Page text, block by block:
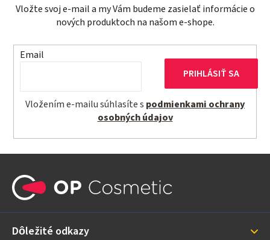
Vložte svoj e-mail a my Vám budeme zasielať informácie o
nových produktoch na našom e-shope.
Email
Vložením e-mailu súhlasíte s podmienkami ochrany
osobných údajov
PRIHLÁSIŤ SA
ä
Dôležité odkazy